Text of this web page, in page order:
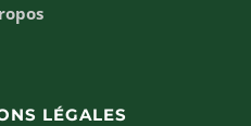
LÉGALES